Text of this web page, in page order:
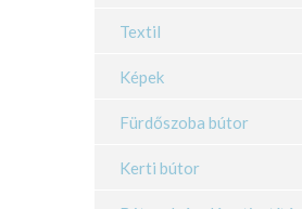
Textil
Képek
Fürdőszoba bútor
Kerti bútor